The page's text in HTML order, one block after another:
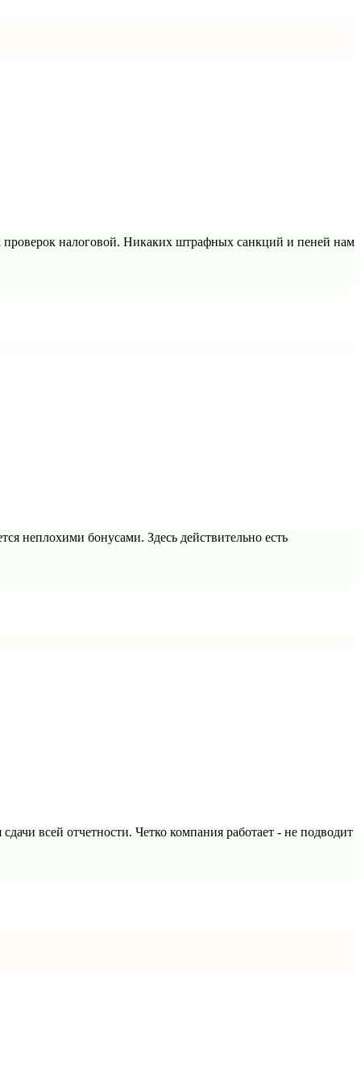
налоговой. Никаких штрафных санкций и пеней нам
неплохими бонусами. Здесь действительно есть
всей отчетности. Четко компания работает - не подводит